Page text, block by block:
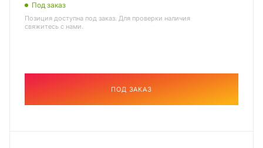
Под заказ
Позиция доступна под заказ. Для проверки наличия
свяжитесь с нами.
ПОД ЗАКАЗ